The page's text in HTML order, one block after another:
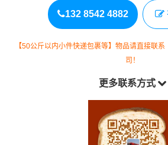
132 8542 4882
【50公斤以内小件快递包裹等】物品请直接联
司！
更多联系方式